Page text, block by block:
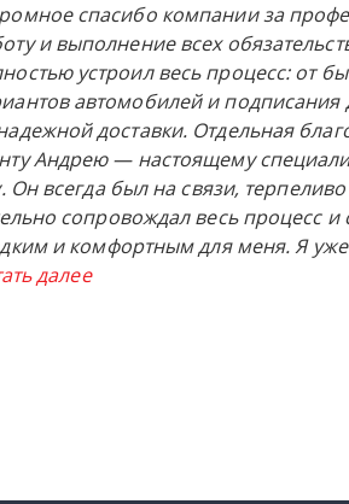
спасибо компании за
и выполнение всех
устроил весь процесс: от
автомобилей и подписания
доставки. Отдельная
Андрею — настоящему
Он всегда был на связи,
сопровождал весь процесс и
и комфортным для меня. Я
далее